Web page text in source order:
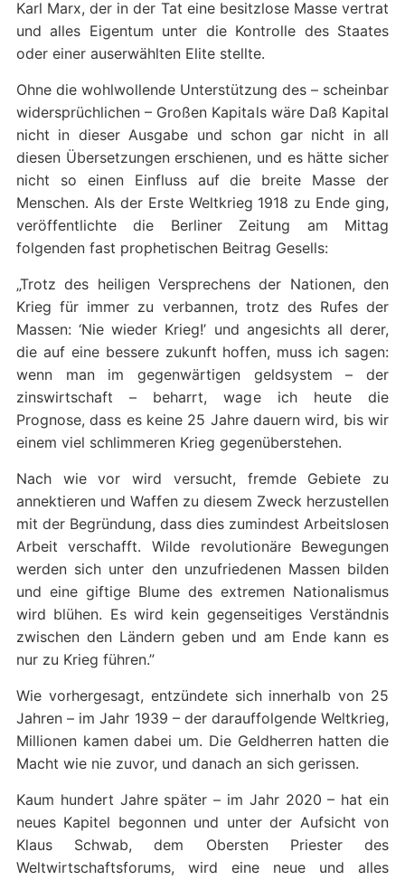
Karl Marx, der in der Tat eine besitzlose Masse vertrat
und alles Eigentum unter die Kontrolle des Staates
oder einer auserwählten Elite stellte.
Ohne die wohlwollende Unterstützung des – scheinbar
widersprüchlichen – Großen Kapitals wäre Daß Kapital
nicht in dieser Ausgabe und schon gar nicht in all
diesen Übersetzungen erschienen, und es hätte sicher
nicht so einen Einfluss auf die breite Masse der
Menschen. Als der Erste Weltkrieg 1918 zu Ende ging,
veröffentlichte die Berliner Zeitung am Mittag
folgenden fast prophetischen Beitrag Gesells:
„Trotz des heiligen Versprechens der Nationen, den
Krieg für immer zu verbannen, trotz des Rufes der
Massen: ‘Nie wieder Krieg!’ und angesichts all derer,
die auf eine bessere zukunft hoffen, muss ich sagen:
wenn man im gegenwärtigen geldsystem – der
zinswirtschaft – beharrt, wage ich heute die
Prognose, dass es keine 25 Jahre dauern wird, bis wir
einem viel schlimmeren Krieg gegenüberstehen.
Nach wie vor wird versucht, fremde Gebiete zu
annektieren und Waffen zu diesem Zweck herzustellen
mit der Begründung, dass dies zumindest Arbeitslosen
Arbeit verschafft. Wilde revolutionäre Bewegungen
werden sich unter den unzufriedenen Massen bilden
und eine giftige Blume des extremen Nationalismus
wird blühen. Es wird kein gegenseitiges Verständnis
zwischen den Ländern geben und am Ende kann es
nur zu Krieg führen.”
Wie vorhergesagt, entzündete sich innerhalb von 25
Jahren – im Jahr 1939 – der darauffolgende Weltkrieg,
Millionen kamen dabei um. Die Geldherren hatten die
Macht wie nie zuvor, und danach an sich gerissen.
Kaum hundert Jahre später – im Jahr 2020 – hat ein
neues Kapitel begonnen und unter der Aufsicht von
Klaus Schwab, dem Obersten Priester des
Weltwirtschaftsforums, wird eine neue und alles